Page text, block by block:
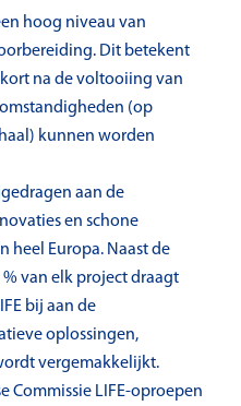
hoog niveau van
Dit betekent
na de voltooiing van
(op
kunnen worden
aan de
en schone
heel Europa. Naast de
van elk project draagt
bij aan de
oplossingen,
vergemakkelijkt.
Commissie LIFE-oproepen